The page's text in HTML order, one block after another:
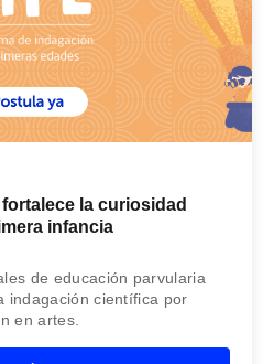
la curiosidad
infancia
de educación parvularia
indagación científica por
en artes.